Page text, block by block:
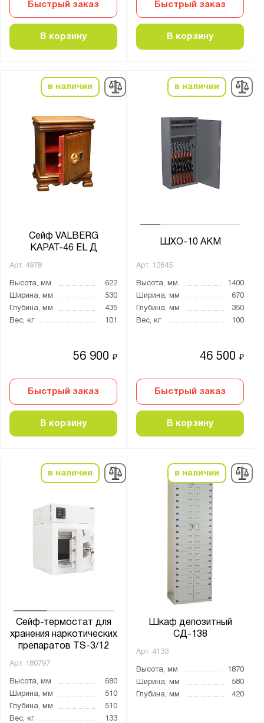
Быстрый заказ
В корзину
Быстрый заказ
В корзину
в наличии
Сейф VALBERG
КАРАТ-46 EL Д
Арт. 4978
Высота, мм
622
Ширина, мм
530
Глубина, мм
435
Вес, кг
101
56 900₽
Быстрый заказ
В корзину
в наличии
ШХО-10 АКМ
Арт. 12845
Высота, мм
1400
Ширина, мм
670
Глубина, мм
350
Вес, кг
100
46 500₽
Быстрый заказ
В корзину
в наличии
Сейф-термостат для
хранения наркотических
препаратов TS-3/12
Арт. 180797
Высота, мм
680
Ширина, мм
510
Глубина, мм
510
Вес, кг
133
в наличии
Шкаф депозитный
СД-138
Арт. 4133
Высота, мм
1870
Ширина, мм
580
Глубина, мм
420
Трейзер:
есть
1 ключевой
2 ключевых
2 кодовых электронных
3 ключевых
Кодовый электронный
Кодовый электронный и ключевой
Электро-механический
электронно-биометрический
до
от до
Агатовый серый (RAL 7038)
Графитовый серый (RAL 7024)
Желтый (RAL 1006)
Муар
Для боеприпасов
Для денег
Для медикаментов
Для пистолетов